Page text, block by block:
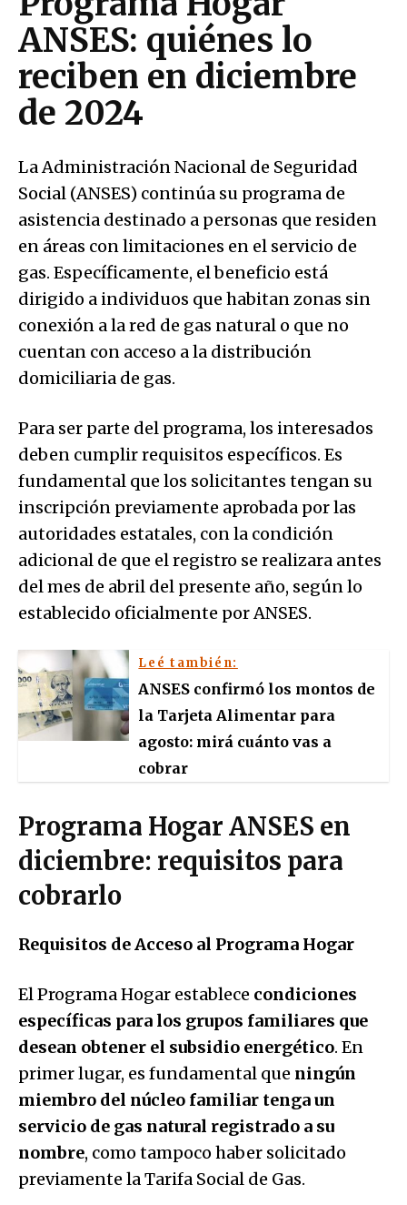
ANSES: quiénes lo
reciben en diciembre
de 2024
La Administración Nacional de Seguridad
Social (ANSES) continúa su programa de
asistencia destinado a personas que residen
en áreas con limitaciones en el servicio de
gas. Específicamente, el beneficio está
dirigido a individuos que habitan zonas sin
conexión a la red de gas natural o que no
cuentan con acceso a la distribución
domiciliaria de gas.
Para ser parte del programa, los interesados
deben cumplir requisitos específicos. Es
fundamental que los solicitantes tengan su
inscripción previamente aprobada por las
autoridades estatales, con la condición
adicional de que el registro se realizara antes
del mes de abril del presente año, según lo
establecido oficialmente por ANSES.
Leé también:
ANSES confirmó los montos de
la Tarjeta Alimentar para
agosto: mirá cuánto vas a
cobrar
Programa Hogar ANSES en
diciembre: requisitos para
cobrarlo
Requisitos de Acceso al Programa Hogar
El Programa Hogar establece condiciones
específicas para los grupos familiares que
desean obtener el subsidio energético. En
primer lugar, es fundamental que ningún
miembro del núcleo familiar tenga un
servicio de gas natural registrado a su
nombre, como tampoco haber solicitado
previamente la Tarifa Social de Gas.